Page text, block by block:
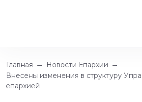
Главная
Новости Епархии
Внесены изменения в структуру
епархией